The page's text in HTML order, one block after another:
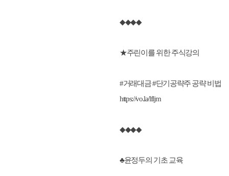
◆◆◆◆
★주린이를 위한 주식강의
#거래대금 #단기공략주 공략 비법
https://vo.la/lfljm
◆◆◆◆
♣윤정두의 기초 교육